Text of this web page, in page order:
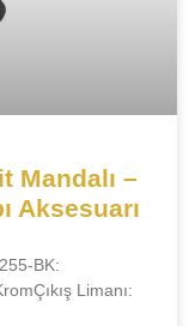
Mandalı –
Aksesuarı
BK:
Limanı:​​